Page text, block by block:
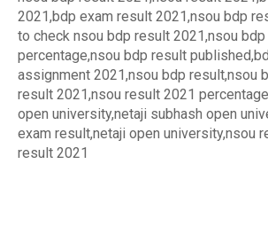
2021,bdp exam result 2021,nsou bdp
to check nsou bdp result 2021,nsou
percentage,nsou bdp result
assignment 2021,nsou bdp result,nsou
result 2021,nsou result 2021
open university,netaji subhash open
exam result,netaji open university,nsou
result 2021